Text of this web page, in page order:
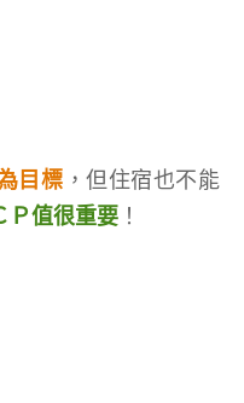
目標 ，但住宿也不能
Ｐ值很重要 ！